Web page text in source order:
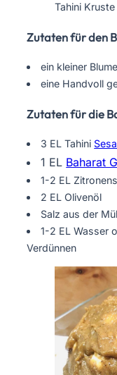
Tahini
Zutaten für den
ein kleiner
eine Handvoll
Zutaten für die
3 EL Tahini
1 EL Baharat
1-2 EL
2 EL Olivenöl
Salz aus der
1-2 EL Wasser
Verdünnen